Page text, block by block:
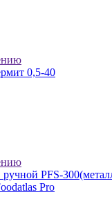
0,5-40
PFS-
Pro